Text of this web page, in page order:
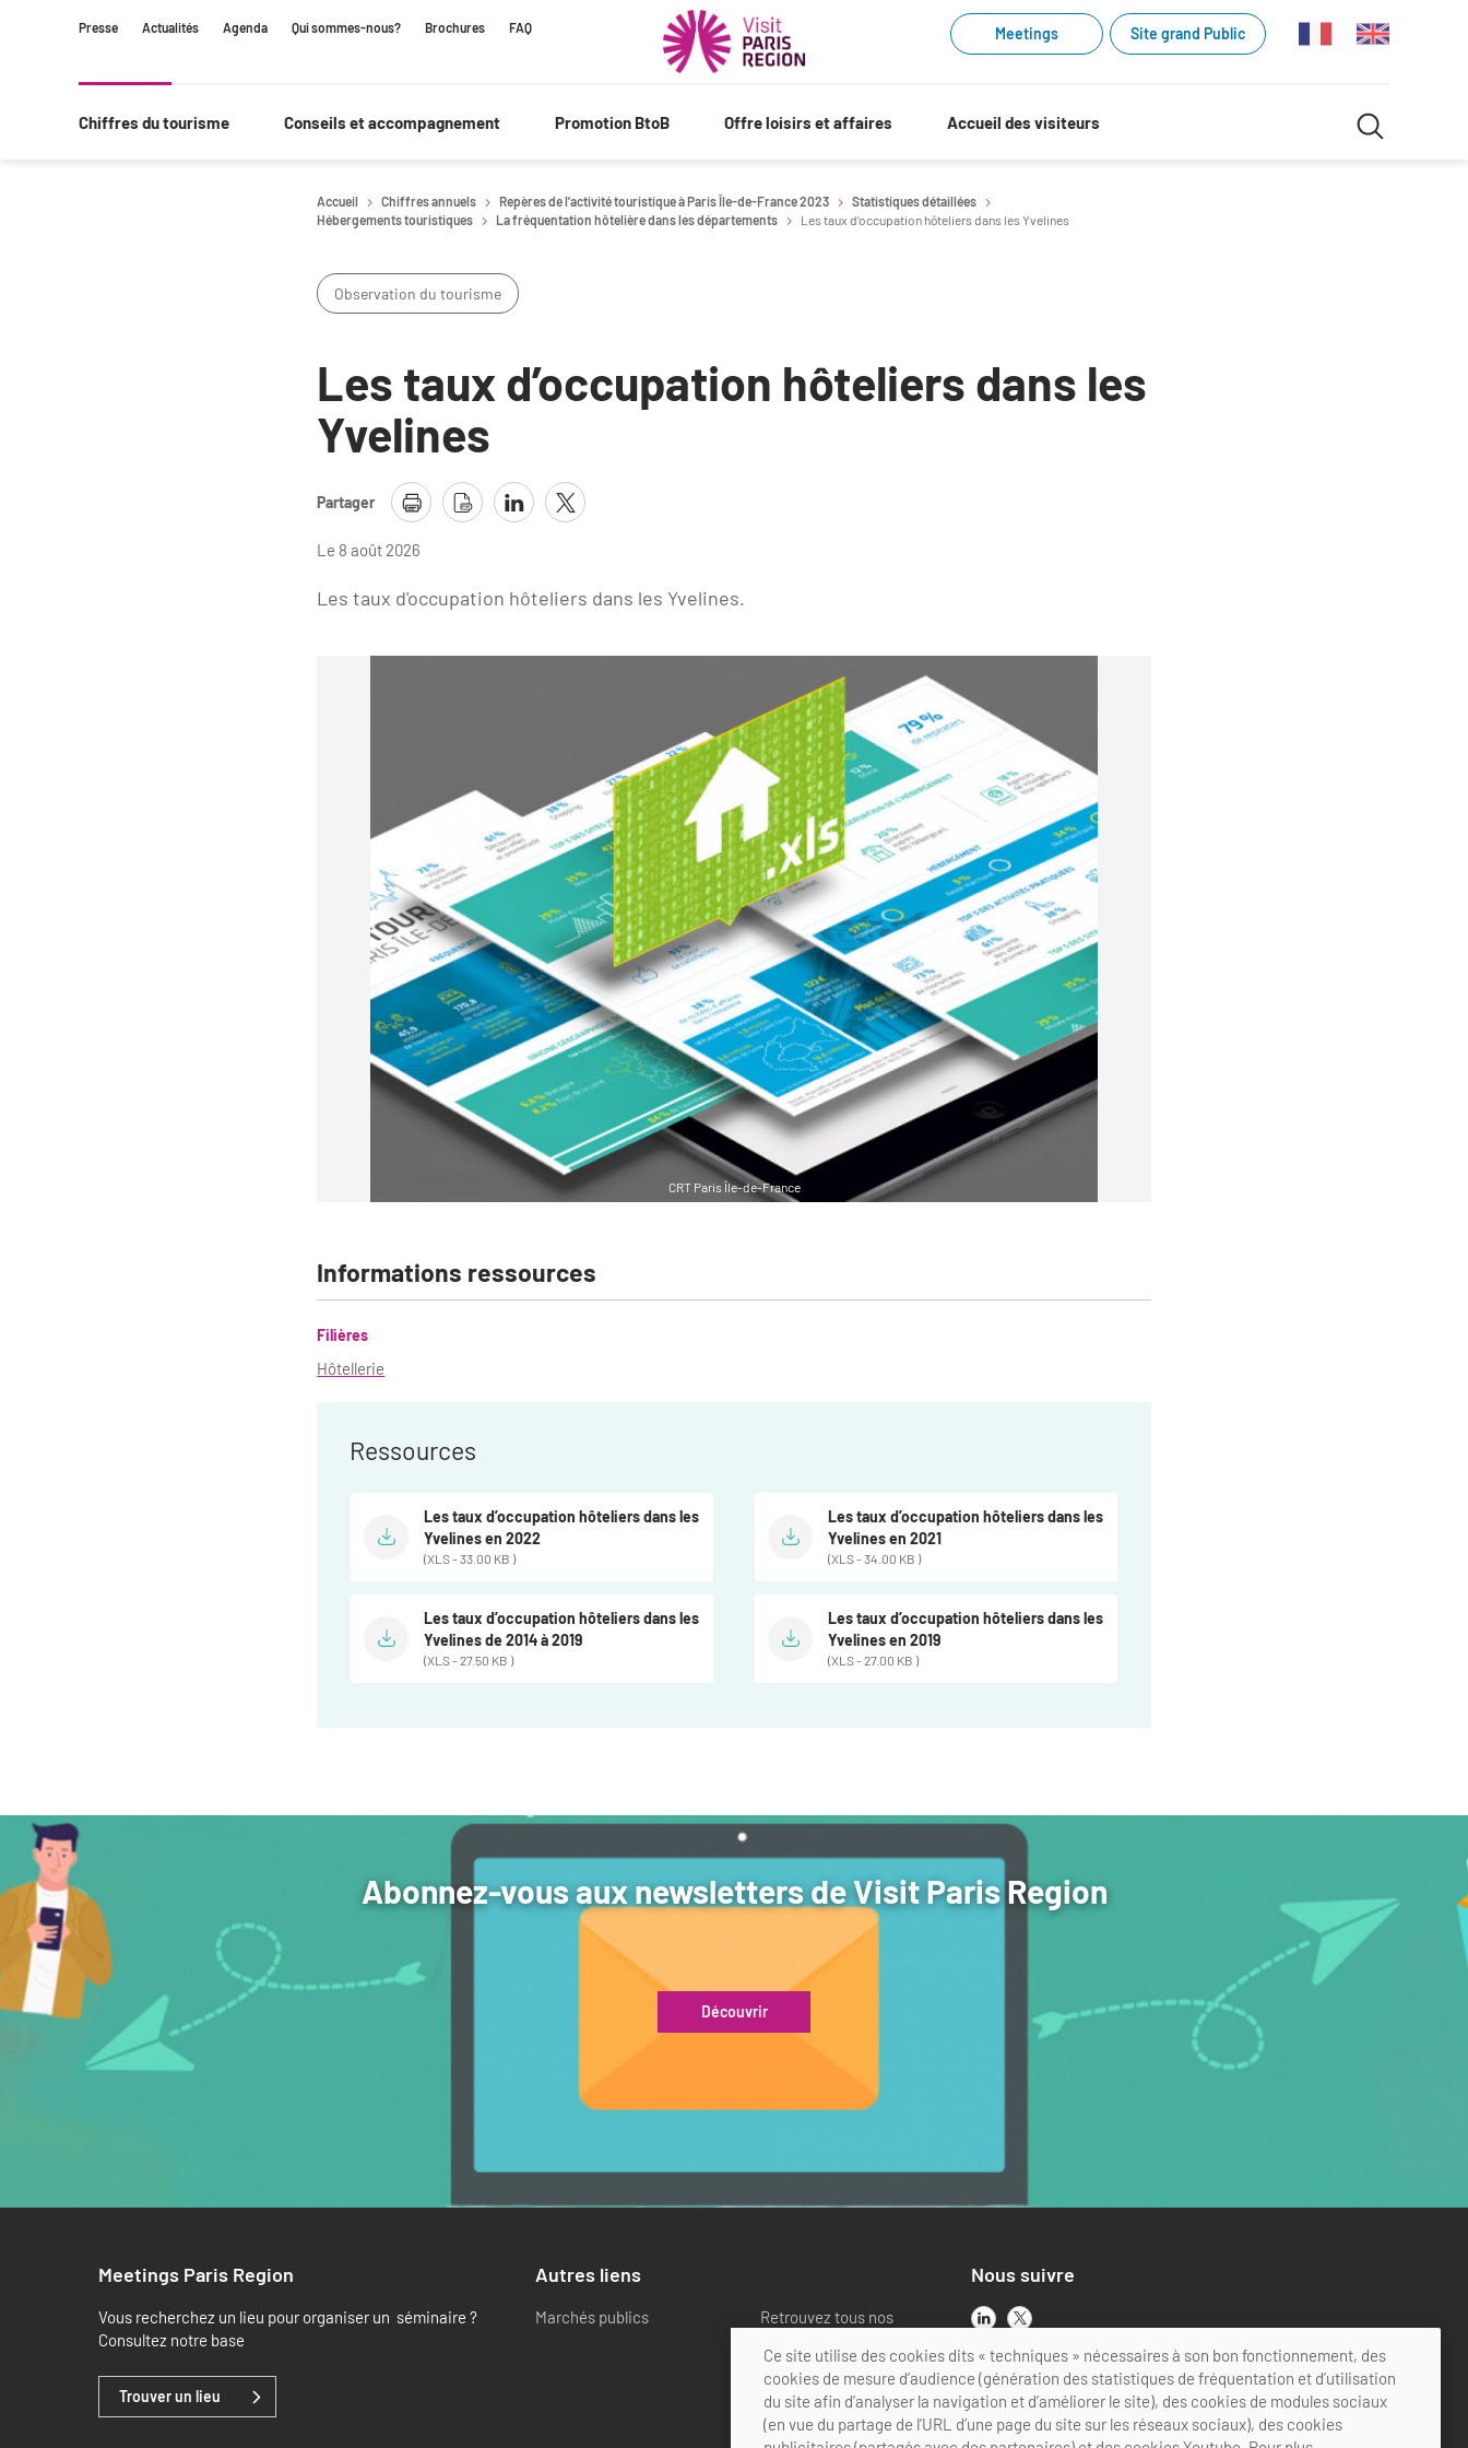
Navigation
RecherchePresse Actualités Agenda Qui sommes-nous? Brochures FAQ Meetings Site grand Public
Chiffres du tourisme Conseils et accompagnement Promotion BtoB Offre loisirs et affaires Accueil des visiteurs Recherche
Accueil Chiffres annuels Repères de l’activité touristique à Paris Île-de-France 2023
Statistiques détaillées
Hébergements touristiques
La fréquentation hôtelière dans les départements Les taux d’occupation hôteliers dans les Yvelines
Observation du tourisme
Les taux d’occupation hôteliers dans les
Yvelines
Partager
Le 8 août 2026
Les taux d'occupation hôteliers dans les Yvelines.
CRT Paris Île-de-France
Informations ressources
Filières
Hôtellerie
Ressources
Les taux d’occupation hôteliers dans les
Yvelines en 2022
(XLS - 33.00 KB )
Les taux d’occupation hôteliers dans les
Yvelines en 2021
(XLS - 34.00 KB )
Les taux d’occupation hôteliers dans les
Yvelines de 2014 à 2019
(XLS - 27.50 KB )
Les taux d’occupation hôteliers dans les
Yvelines en 2019
(XLS - 27.00 KB )
Abonnez-vous aux newsletters de Visit Paris Region
Découvrir
Meetings Paris Region
Vous recherchez un lieu pour organiser un séminaire ?
Consultez notre base
Trouver un lieu
Autres liens
Marchés publics
Retrouvez tous nos
Nous suivre
Ce site utilise des cookies dits « techniques » nécessaires à son bon fonctionnement, des
cookies de mesure d’audience (génération des statistiques de fréquentation et d’utilisation
du site afin d’analyser la navigation et d’améliorer le site), des cookies de modules sociaux
(en vue du partage de l’URL d’une page du site sur les réseaux sociaux), des cookies